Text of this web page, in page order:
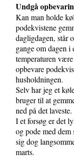
Undgå
Kan man holde
podekvistene
dagligdagen, står
gange om dagen i
temperaturen
opbevare
husholdningen.
Selv har jeg et
bruger til at
ned på det laveste.
I et forsøg er det
og pode med
sig dog
marts.